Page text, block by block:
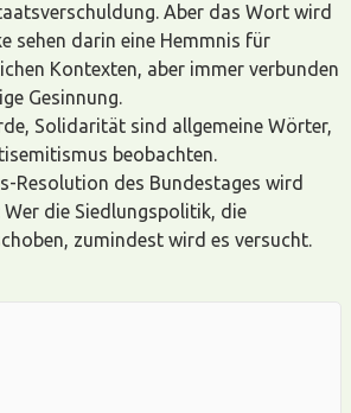
Aber das Wort wird
sehen darin eine Hemmnis für
Kontexten, aber immer verbunden
Gesinnung.
Solidarität sind allgemeine Wörter,
beobachten.
Resolution des Bundestages wird
die Siedlungspolitik, die
zumindest wird es versucht.